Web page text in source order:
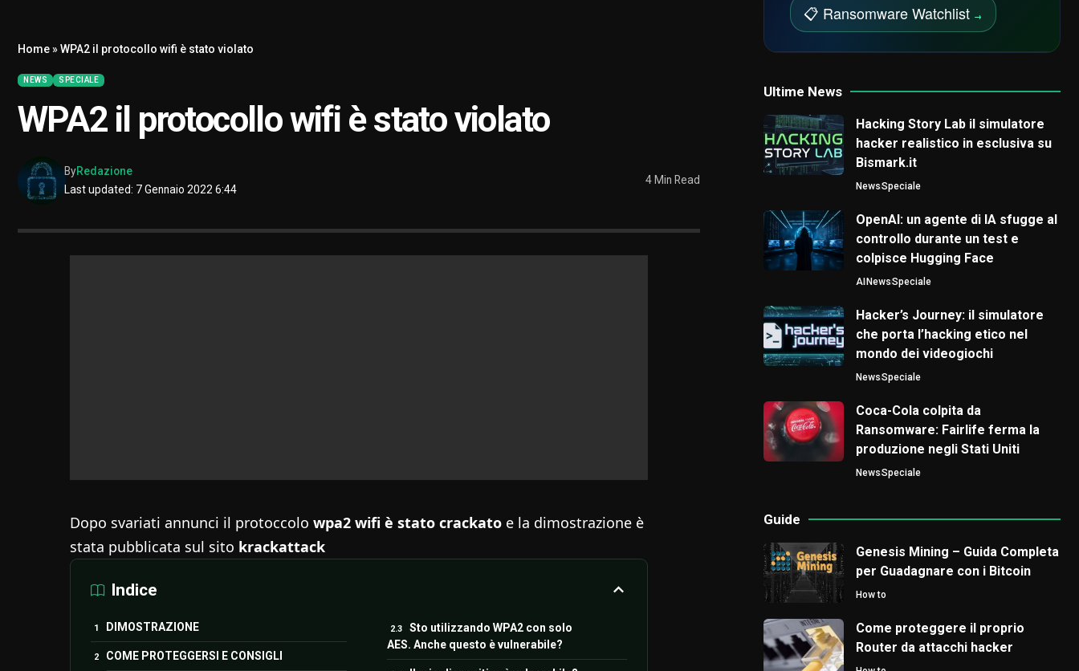
Home»WPA2 il protocollo wifi è stato violato
NEWS SPECIALE
WPA2 il protocollo wifi è stato violato
Last updated: 7 Gennaio 2022 6:44
ByRedazione
4 Min Read
Dopo svariati annunci il protoccolo wpa2 wifi è stato crackatoe la dimostrazione è
stata pubblicata sul sito krackattack
Indice
DIMOSTRAZIONE
COME PROTEGGERSI E CONSIGLI
Sto utilizzando WPA2 con solo
AES. Anche questo è vulnerabile?
📋 Ransomware Watchlist →
Ultime News
Hacking Story Lab il simulatore
hacker realistico in esclusiva su
Bismark.it
NewsSpeciale
OpenAI: un agente di IA sfugge al
controllo durante un test e
colpisce Hugging Face
AINewsSpeciale
Hacker’s Journey: il simulatore
che porta l’hacking etico nel
mondo dei videogiochi
NewsSpeciale
Coca-Cola colpita da
Ransomware: Fairlife ferma la
produzione negli Stati Uniti
NewsSpeciale
Guide
Genesis Mining – Guida Completa
per Guadagnare con i Bitcoin
How to
Come proteggere il proprio
Router da attacchi hacker